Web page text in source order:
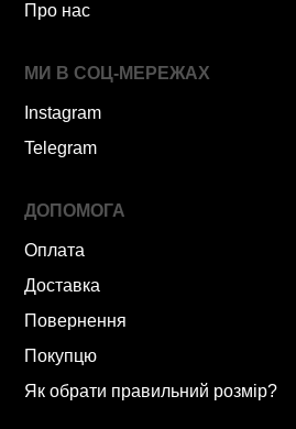
Про нас
МИ В СОЦ-МЕРЕЖАХ
Instagram
Telegram
ДОПОМОГА
Оплата
Доставка
Повернення
Покупцю
Як обрати правильний розмір?